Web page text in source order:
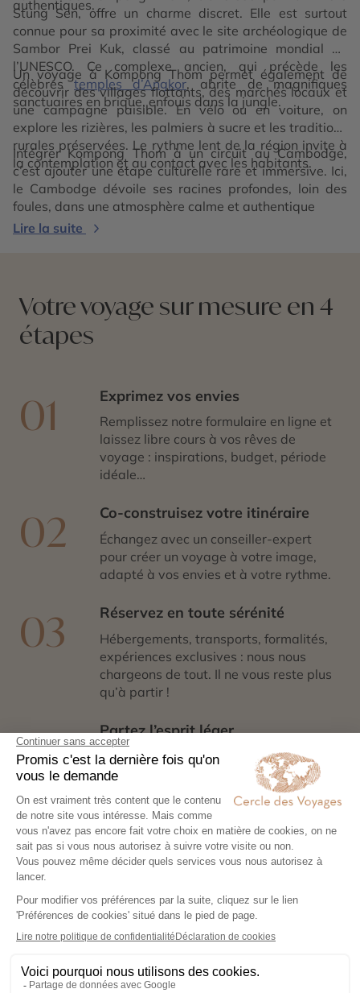
authentiques.
Stung Sen, offre un charme discret. Elle est surtout
connue pour sa proximité avec le site archéologique de
Sambor Prei Kuk, classé au patrimoine mondial de
l’UNESCO. Ce complexe ancien, qui précède les
célèbrestemples d’Angkor, abrite de magnifiques
sanctuaires en brique, enfouis dans la jungle.
Un voyage à Kompong Thom permet également de
découvrir des villages flottants, des marchés locaux et
une campagne paisible. En vélo ou en voiture, on
explore les rizières, les palmiers à sucre et les traditions
rurales préservées. Le rythme lent de la région invite à
la contemplation et au contact avec les habitants.
Intégrer Kompong Thom à un circuit au Cambodge,
c’est ajouter une étape culturelle rare et immersive. Ici,
le Cambodge dévoile ses racines profondes, loin des
foules, dans une atmosphère calme et authentique
Lire la suite
Votre voyage sur mesure en 4
étapes
01 Exprimez vos envies
Remplissez notre formulaire en ligne et
laissez libre cours à vos rêves de
voyage : inspirations, budget, période
idéale…
02 Co-construisez votre itinéraire
Échangez avec un conseiller-expert
pour créer un voyage à votre image,
adapté à vos envies et à votre rythme.
03 Réservez en toute sérénité
Hébergements, transports, formalités,
expériences exclusives : nous nous
chargeons de tout. Il ne vous reste plus
qu’à partir !
04 Partez l’esprit léger
Votre carnet de voyage personnalisé
contient les informations essentielles.
Sur place, notre conciergerie reste
disponible 24/7
Expertise et co-construction